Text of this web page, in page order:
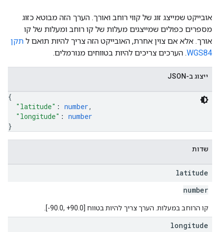
אובייקט שמייצג זוג של קווי רוחב ואורך. הערך הזה מבוטא כזוג
מספרים כפולים שמייצגים מעלות של קו רוחב ומעלות של קו
אורך. אלא אם צוין אחרת, האובייקט הזה צריך להיות תואם ל תקן
WGS84. הערכים צריכים להיות בטווחים מנורמלים.
ייצוג ב-JSON
{
"latitude" : number,
"longitude" : number
}
שדות
latitude
number
קו הרוחב במעלות. הערך צריך להיות בטווח [‎-90.0, ‎+90.0].
longitude